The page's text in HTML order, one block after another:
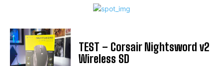
TEST – Corsair Nightsword v2
Wireless SD